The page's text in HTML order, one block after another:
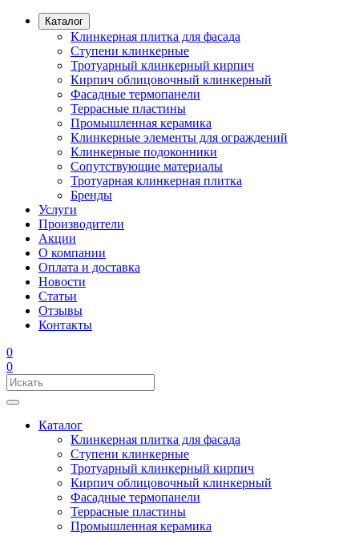
Каталог
Клинкерная плитка для фасада
Ступени клинкерные
Тротуарный клинкерный кирпич
Кирпич облицовочный клинкерный
Фасадные термопанели
Террасные пластины
Промышленная керамика
Клинкерные элементы для ограждений
Клинкерные подоконники
Сопутствующие материалы
Тротуарная клинкерная плитка
Бренды
Услуги
Производители
Акции
О компании
Оплата и доставка
Новости
Статьи
Отзывы
Контакты
0
0
Каталог
Клинкерная плитка для фасада
Ступени клинкерные
Тротуарный клинкерный кирпич
Кирпич облицовочный клинкерный
Фасадные термопанели
Террасные пластины
Промышленная керамика